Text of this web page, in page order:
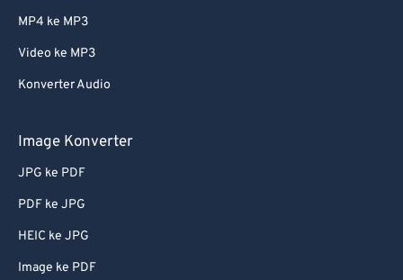
MP4 ke MP3
Video ke MP3
Konverter Audio
Image Konverter
JPG ke PDF
PDF ke JPG
HEIC ke JPG
Image ke PDF